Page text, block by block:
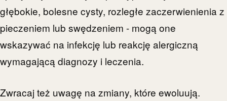
głębokie, bolesne cysty, rozległe zaczerwienienia z
pieczeniem lub swędzeniem - mogą one
wskazywać na infekcję lub reakcję alergiczną
wymagającą diagnozy i leczenia.
Zwracaj też uwagę na zmiany, które ewoluują.